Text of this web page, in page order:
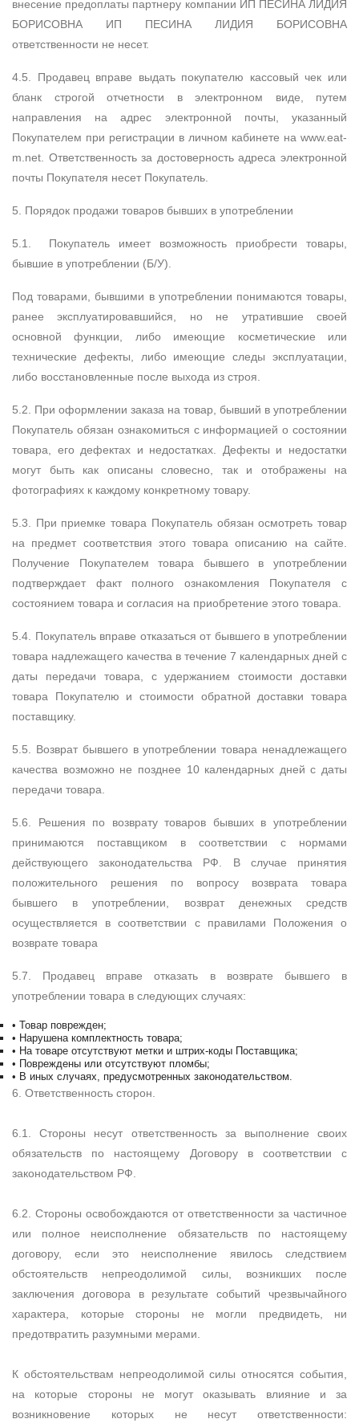
внесение предоплаты партнеру компании ИП ПЕСИНА ЛИДИЯ
БОРИСОВНА ИП ПЕСИНА ЛИДИЯ БОРИСОВНА
ответственности не несет.
4.5. Продавец вправе выдать покупателю кассовый чек или
бланк строгой отчетности в электронном виде, путем
направления на адрес электронной почты, указанный
Покупателем при регистрации в личном кабинете на www.eat-
m.net. Ответственность за достоверность адреса электронной
почты Покупателя несет Покупатель.
5. Порядок продажи товаров бывших в употреблении
5.1. Покупатель имеет возможность приобрести товары,
бывшие в употреблении (Б/У).
Под товарами, бывшими в употреблении понимаются товары,
ранее эксплуатировавшийся, но не утратившие своей
основной функции, либо имеющие косметические или
технические дефекты, либо имеющие следы эксплуатации,
либо восстановленные после выхода из строя.
5.2. При оформлении заказа на товар, бывший в употреблении
Покупатель обязан ознакомиться с информацией о состоянии
товара, его дефектах и недостатках. Дефекты и недостатки
могут быть как описаны словесно, так и отображены на
фотографиях к каждому конкретному товару.
5.3. При приемке товара Покупатель обязан осмотреть товар
на предмет соответствия этого товара описанию на сайте.
Получение Покупателем товара бывшего в употреблении
подтверждает факт полного ознакомления Покупателя с
состоянием товара и согласия на приобретение этого товара.
5.4. Покупатель вправе отказаться от бывшего в употреблении
товара надлежащего качества в течение 7 календарных дней с
даты передачи товара, с удержанием стоимости доставки
товара Покупателю и стоимости обратной доставки товара
поставщику.
5.5. Возврат бывшего в употреблении товара ненадлежащего
качества возможно не позднее 10 календарных дней с даты
передачи товара.
5.6. Решения по возврату товаров бывших в употреблении
принимаются поставщиком в соответствии с нормами
действующего законодательства РФ. В случае принятия
положительного решения по вопросу возврата товара
бывшего в употреблении, возврат денежных средств
осуществляется в соответствии с правилами Положения о
возврате товара
5.7. Продавец вправе отказать в возврате бывшего в
употреблении товара в следующих случаях:
• Товар поврежден;
• Нарушена комплектность товара;
• На товаре отсутствуют метки и штрих-коды Поставщика;
• Повреждены или отсутствуют пломбы;
• В иных случаях, предусмотренных законодательством.
6. Ответственность сторон.
6.1. Стороны несут ответственность за выполнение своих
обязательств по настоящему Договору в соответствии с
законодательством РФ.
6.2. Стороны освобождаются от ответственности за частичное
или полное неисполнение обязательств по настоящему
договору, если это неисполнение явилось следствием
обстоятельств непреодолимой силы, возникших после
заключения договора в результате событий чрезвычайного
характера, которые стороны не могли предвидеть, ни
предотвратить разумными мерами.
К обстоятельствам непреодолимой силы относятся события,
на которые стороны не могут оказывать влияние и за
возникновение которых не несут ответственности: